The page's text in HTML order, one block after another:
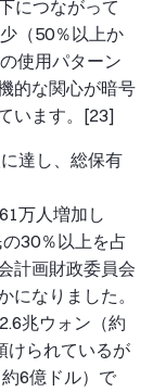
につながって
（50％以上か
使用パターン
的な関心が暗号
います。[23]
達し、総保有
万人増加し
30％以上を占
計画財政委員会
なりました。
兆ウォン（約
けられているが
6億ドル）で